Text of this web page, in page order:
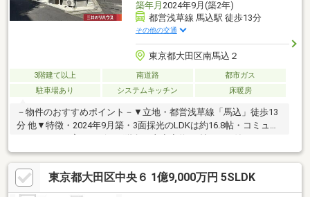
築年月 2024年9月(築2年)
都営浅草線 馬込駅 徒歩13分
その他の交通
東京都大田区南馬込２
3階建て以上 南道路
都市ガス
駐車場あり
システムキッチン 床暖房
－物件のおすすめポイント－▼立地・都営浅草線「馬込」徒歩13
分 他▼特徴・2024年9月築・3面採光のLDKは約16.8帖・コミュニ
ケーションを育むリビング階段・主寝室約6.8帖はWIC付・カース
ペース有(車種制限有)▼設備・床暖房(LD)・食洗機搭載の対面式
キッチン・浴室乾燥機▼周辺環境・まいばすけっと南馬込店 徒歩
3分(約170m)・大田区立馬込第二小学校 徒歩4分(約320m)※前面道
路幅員により容積率が176%に制限されます。■ ご希望の住まい探
東京都大田区中央６ 1億9,000万円 5SLDK